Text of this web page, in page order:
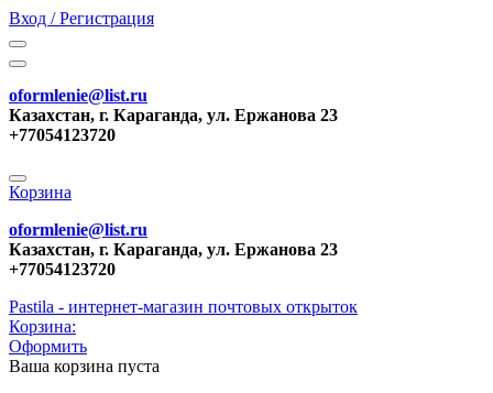
Вход / Регистрация
oformlenie@list.ru
Казахстан, г. Караганда, ул. Ержанова 23
+77054123720
Корзина
oformlenie@list.ru
Казахстан, г. Караганда, ул. Ержанова 23
+77054123720
Pastila - интернет-магазин почтовых открыток
Корзина:
Оформить
Ваша корзина пуста